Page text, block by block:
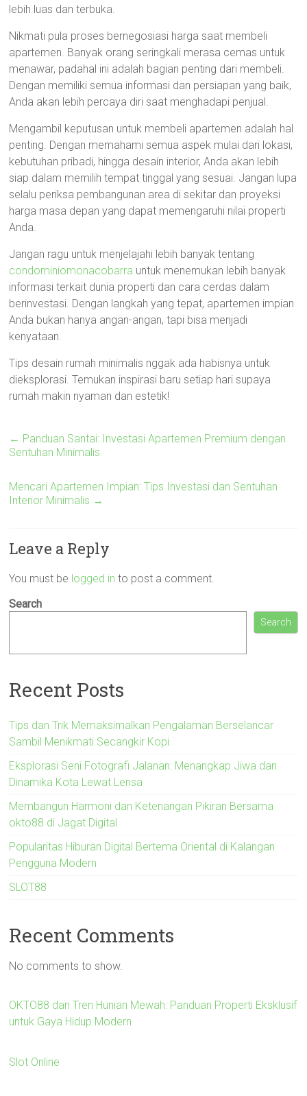
lebih luas dan terbuka.
Nikmati pula proses bernegosiasi harga saat membeli
apartemen. Banyak orang seringkali merasa cemas untuk
menawar, padahal ini adalah bagian penting dari membeli.
Dengan memiliki semua informasi dan persiapan yang baik,
Anda akan lebih percaya diri saat menghadapi penjual.
Mengambil keputusan untuk membeli apartemen adalah hal
penting. Dengan memahami semua aspek mulai dari lokasi,
kebutuhan pribadi, hingga desain interior, Anda akan lebih
siap dalam memilih tempat tinggal yang sesuai. Jangan lupa
selalu periksa pembangunan area di sekitar dan proyeksi
harga masa depan yang dapat memengaruhi nilai properti
Anda.
Jangan ragu untuk menjelajahi lebih banyak tentang
condominiomonacobarra untuk menemukan lebih banyak
informasi terkait dunia properti dan cara cerdas dalam
berinvestasi. Dengan langkah yang tepat, apartemen impian
Anda bukan hanya angan-angan, tapi bisa menjadi
kenyataan.
Tips desain rumah minimalis nggak ada habisnya untuk
dieksplorasi. Temukan inspirasi baru setiap hari supaya
rumah makin nyaman dan estetik!
← Panduan Santai: Investasi Apartemen Premium dengan
Sentuhan Minimalis
Mencari Apartemen Impian: Tips Investasi dan Sentuhan
Interior Minimalis →
Leave a Reply
You must be logged in to post a comment.
Search
Search
Recent Posts
Tips dan Trik Memaksimalkan Pengalaman Berselancar
Sambil Menikmati Secangkir Kopi
Eksplorasi Seni Fotografi Jalanan: Menangkap Jiwa dan
Dinamika Kota Lewat Lensa
Membangun Harmoni dan Ketenangan Pikiran Bersama
okto88 di Jagat Digital
Popularitas Hiburan Digital Bertema Oriental di Kalangan
Pengguna Modern
SLOT88
Recent Comments
No comments to show.
OKTO88 dan Tren Hunian Mewah: Panduan Properti Eksklusif
untuk Gaya Hidup Modern
Slot Online